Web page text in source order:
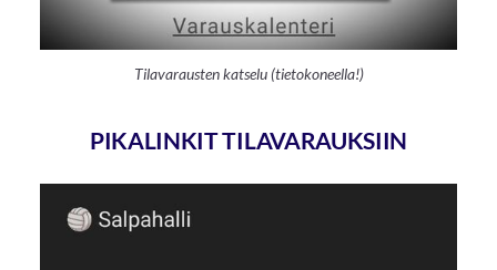
Tilavarausten katselu (tietokoneella!)
PIKALINKIT TILAVARAUKSIIN